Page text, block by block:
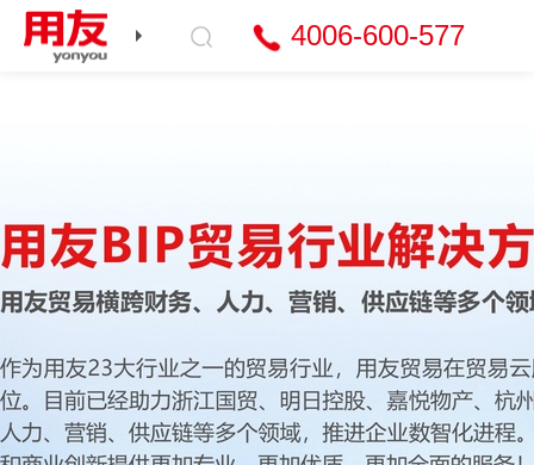
产品与服务 行业解决方案 智能财务
4006-600-577